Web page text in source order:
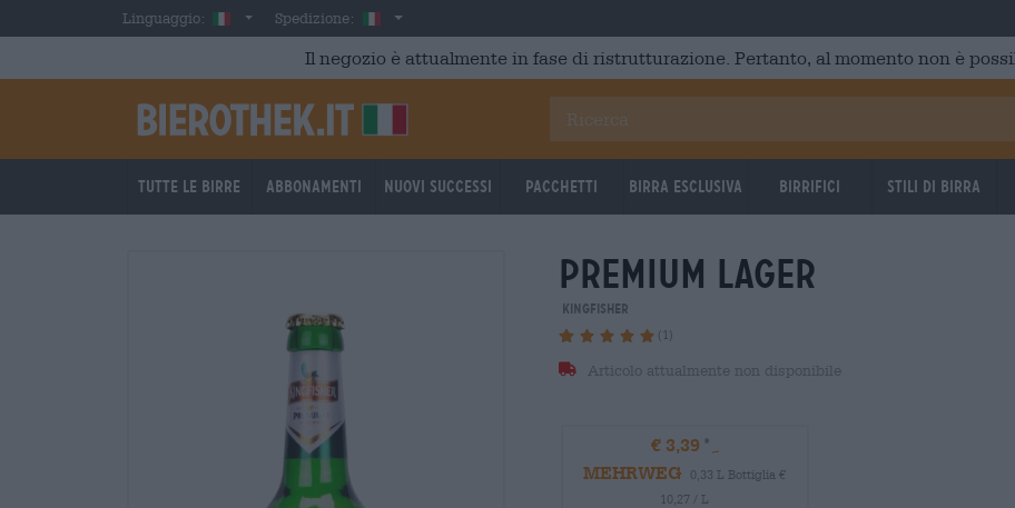
Skip to main contentLinguaggio: ItalianSpedizione: Italia
Il negozio è attualmente in fase di ristrutturazione. Pertanto, al momento non è
Tutte le birre Abbonamenti Nuovi successi Pacchetti Birra Esclusiva Birrifici Stili di birra
premium lager
Kingfisher
(1)
Articolo attualmente non disponibile
€ 3,39
MEHRWEG
0,33 L Bottiglia €
10,27 / L